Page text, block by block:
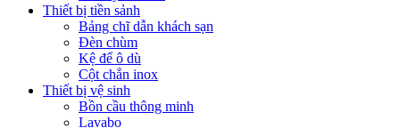
Thiết bị tiền sảnh
Bảng chĩ dẫn khách sạn
Đèn chùm
Kệ để ô dù
Cột chắn inox
Thiết bị vệ sinh
Bồn cầu thông minh
Lavabo